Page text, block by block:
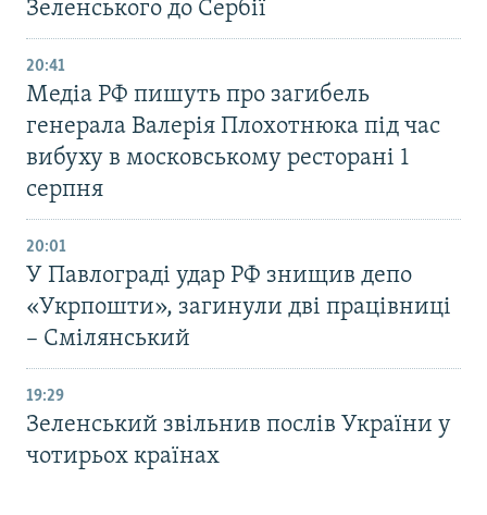
Зеленського до Сербії
20:41
Медіа РФ пишуть про загибель
генерала Валерія Плохотнюка під час
вибуху в московському ресторані 1
серпня
20:01
У Павлограді удар РФ знищив депо
«Укрпошти», загинули дві працівниці
– Смілянський
19:29
Зеленський звільнив послів України у
чотирьох країнах